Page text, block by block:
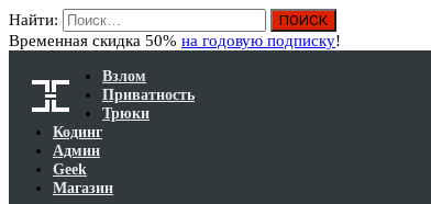
Найти:
Временная скидка 50% на годовую подписку!
Взлом
Приватность
Трюки
Кодинг
Админ
Geek
Магазин